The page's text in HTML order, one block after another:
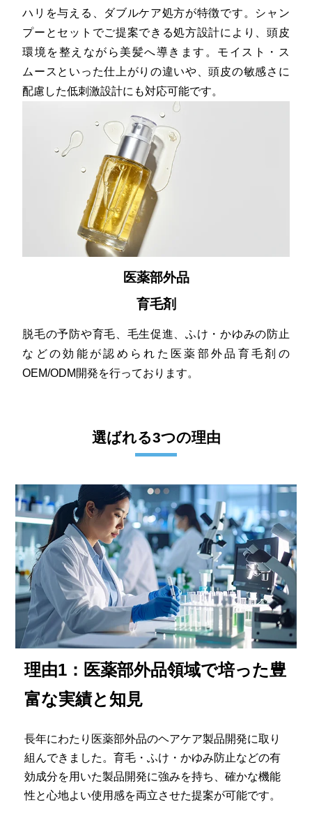
ハリを与える、ダブルケア処方が特徴です。シャン
プーとセットでご提案できる処方設計により、頭皮
環境を整えながら美髪へ導きます。モイスト・ス
ムースといった仕上がりの違いや、頭皮の敏感さに
配慮した低刺激設計にも対応可能です。
医薬部外品
育毛剤
脱毛の予防や育毛、毛生促進、ふけ・かゆみの防止
などの効能が認められた医薬部外品育毛剤の
OEM/ODM開発を行っております。
選ばれる3つの理由
理由1： 医薬部外品領域で培った豊
富な実績と知見
長年にわたり医薬部外品のヘアケア製品開発に取り
組んできました。育毛・ふけ・かゆみ防止などの有
効成分を用いた製品開発に強みを持ち、確かな機能
性と心地よい使用感を両立させた提案が可能です。